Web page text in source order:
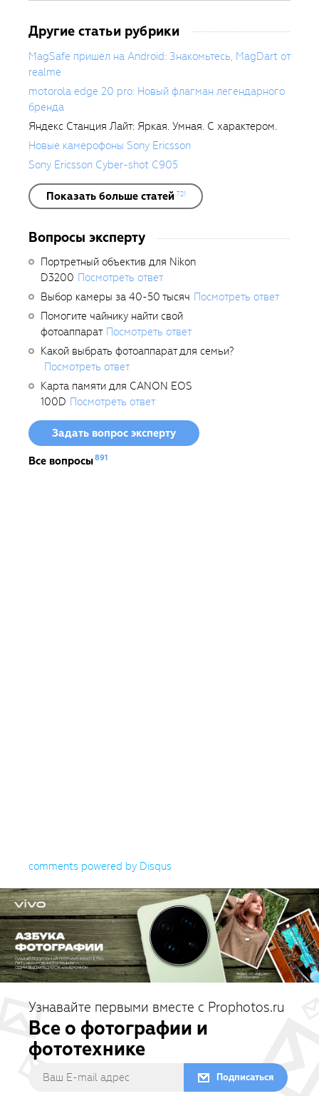
Другие статьи рубрики
MagSafe пришел на Android: Знакомьтесь, MagDart от
realme
motorola edge 20 pro: Новый флагман легендарного
бренда
Яндекс Станция Лайт: Яркая. Умная. С характером.
Новые камерофоны Sony Ericsson
Sony Ericsson Cyber-shot C905
Показать больше статей 721
Вопросы эксперту
Портретный объектив для Nikon
D3200 Посмотреть ответ
Выбор камеры за 40-50 тысяч Посмотреть ответ
Помогите чайнику найти свой
фотоаппарат Посмотреть ответ
Какой выбрать фотоаппарат для семьи?
Посмотреть ответ
Карта памяти для CANON EOS
100D Посмотреть ответ
Задать вопрос эксперту
Все вопросы891
comments powered by Disqus
Узнавайте первыми вместе с Prophotos.ru
Все о фотографии и
фототехнике
Подписаться